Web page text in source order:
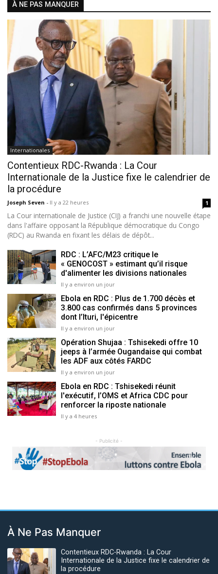
À NE PAS MANQUER
Internationales
Contentieux RDC-Rwanda : La Cour
Internationale de la Justice fixe le calendrier de
la procédure
Joseph Seven - Il y a 22 heures 1
La Cour internationale de Justice (CIJ) a franchi une nouvelle étape
dans l'affaire opposant la République démocratique du Congo
(RDC) au Rwanda en fixant les délais de dépôt...
RDC : L’AFC/M23 critique le
« GENOCOST » estimant qu’il risque
d'alimenter les divisions nationales
Il y a environ un jour
Ebola en RDC : Plus de 1.700 décès et
3.800 cas confirmés dans 5 provinces
dont l’Ituri, l'épicentre
Il y a environ un jour
Opération Shujaa : Tshisekedi offre 10
jeeps à l’armée Ougandaise qui combat
les ADF aux côtés FARDC
Il y a environ un jour
Ebola en RDC : Tshisekedi réunit
l'exécutif, l’OMS et Africa CDC pour
renforcer la riposte nationale
Il y a 4 heures
- Publicité -
Previous Next
À Ne Pas Manquer
Contentieux RDC-Rwanda : La Cour
Internationale de la Justice fixe le calendrier de
la procédure